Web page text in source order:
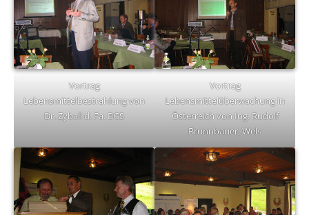
Vortrag
Lebensmittelbestrahlung von
Dr. Zyball d. Fa. BGS
Vortrag
Lebensmittelüberwachung in
Österreich von Ing. Rudolf
Brunnbauer, Wels